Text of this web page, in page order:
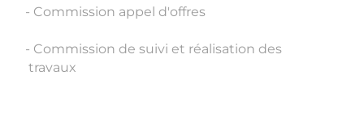
- Commission appel d'offres
- Commission de suivi et réalisation des
travaux